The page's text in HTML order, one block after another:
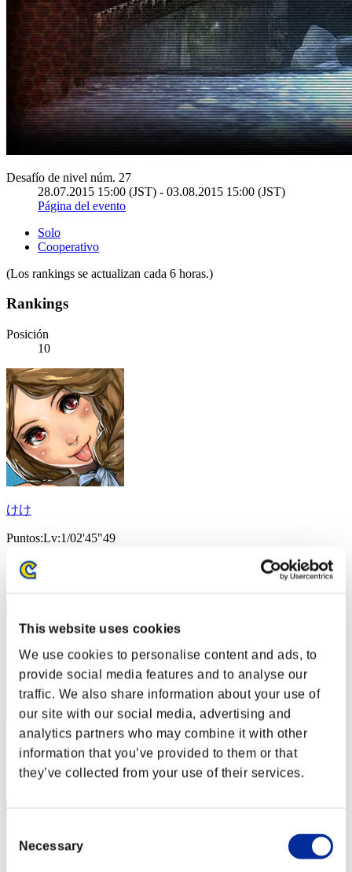
This website uses cookies
We use cookies to personalise content and ads, to
provide social media features and to analyse our
traffic. We also share information about your use of
our site with our social media, advertising and
analytics partners who may combine it with other
information that you’ve provided to them or that
they’ve collected from your use of their services.
Selection
Necessary
Desafío de nivel núm. 27
28.07.2015 15:00 (JST) - 03.08.2015 15:00 (JST)
Página del evento
Solo
Cooperativo
(Los rankings se actualizan cada 6 horas.)
Rankings
Posición
10
けけ
Puntos:Lv:1/02'45"49
Posición
Puntos: -
Posición
13